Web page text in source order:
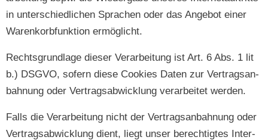
in unter­schiedlichen Sprachen oder das Ange­bot ein­er
Warenko­rb­funk­tion ermöglicht.
Rechts­grund­lage dieser Ver­ar­beitung ist Art. 6 Abs. 1 lit
b.) DSGVO, sofern diese Cook­ies Dat­en zur Ver­tragsan­
bah­nung oder Ver­tragsab­wick­lung ver­ar­beit­et werden.
Falls die Ver­ar­beitung nicht der Ver­tragsan­bah­nung oder
Ver­tragsab­wick­lung dient, liegt unser berechtigtes Inter­